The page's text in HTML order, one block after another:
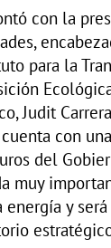
con la
para la
Judit
con
del
muy
y